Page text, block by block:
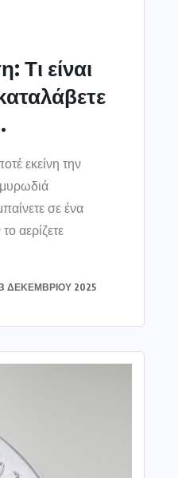
Τι είναι
εκείνη την
σε ένα
αερίζετε
ΔΕΚΕΜΒΡΊΟΥ 2025